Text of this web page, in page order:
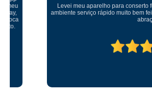
Levei meu aparelho para conserto fui muito bem
ambiente serviço rápido muito bem feito.